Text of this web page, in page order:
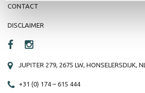
CONTACT
DISCLAIMER
JUPITER 279, 2675 LW, HONSELERSDIJK, NL
+31 (0) 174 – 615 444